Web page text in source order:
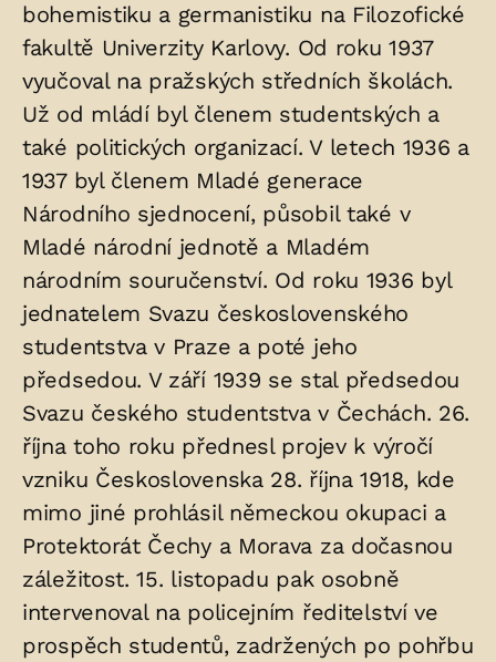
bohemistiku a germanistiku na Filozofické
fakultě Univerzity Karlovy. Od roku 1937
vyučoval na pražských středních školách.
Už od mládí byl členem studentských a
také politických organizací. V letech 1936 a
1937 byl členem Mladé generace
Národního sjednocení, působil také v
Mladé národní jednotě a Mladém
národním souručenství. Od roku 1936 byl
jednatelem Svazu československého
studentstva v Praze a poté jeho
předsedou. V září 1939 se stal předsedou
Svazu českého studentstva v Čechách. 26.
října toho roku přednesl projev k výročí
vzniku Československa 28. října 1918, kde
mimo jiné prohlásil německou okupaci a
Protektorát Čechy a Morava za dočasnou
záležitost. 15. listopadu pak osobně
intervenoval na policejním ředitelství ve
prospěch studentů, zadržených po pohřbu